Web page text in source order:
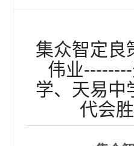
集众智定良
伟业
学、天易中
代会